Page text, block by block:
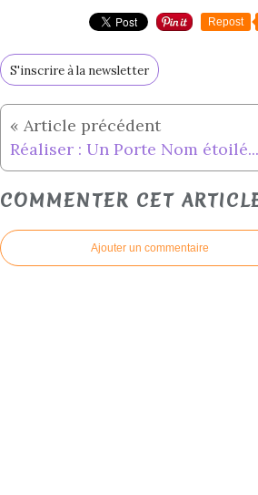
Repost
S'inscrire à la newsletter
Réaliser : Un Porte Nom étoilé...
COMMENTER CET
Ajouter un commentaire